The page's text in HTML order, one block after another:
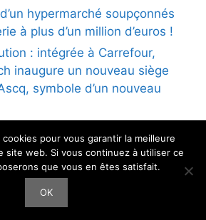
hypermarché soupçonnés
à plus d’un million d’euros !
: intégrée à Carrefour,
inaugure un nouveau siège
symbole d’un nouveau
Plan du site
pour vous garantir la meilleure
site web. Si vous continuez à utiliser ce
que vous en êtes satisfait.
OK